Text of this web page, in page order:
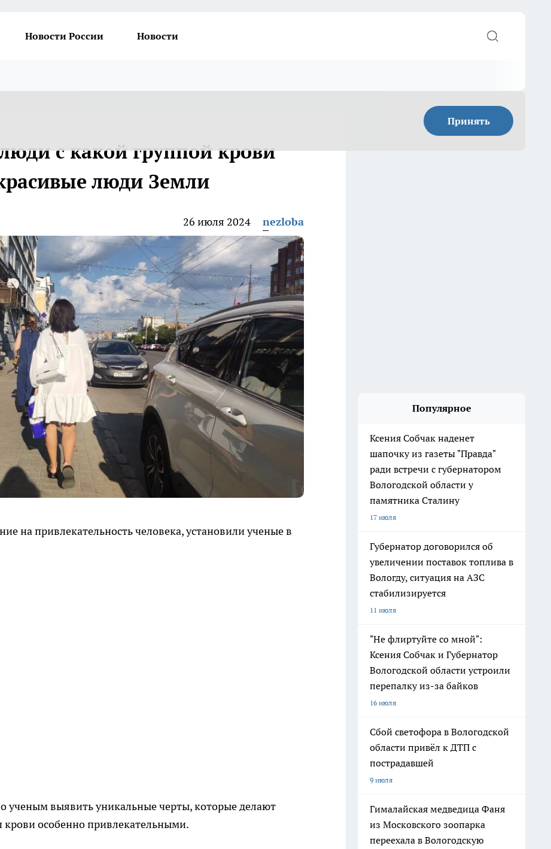
Новости России Новости
Принять
с какой группой крови
люди Земли
26 июля 2024 nezloba
на привлекательность человека, установили ученые в
ученым выявить уникальные черты, которые делают
крови особенно привлекательными.
Популярное
Ксения Собчак наденет
шапочку из газеты "Правда"
ради встречи с губернатором
Вологодской области у
памятника Сталину
17 июля
Губернатор договорился об
увеличении поставок топлива в
Вологду, ситуация на АЗС
стабилизируется
11 июля
"Не флиртуйте со мной":
Ксения Собчак и Губернатор
Вологодской области устроили
перепалку из-за байков
16 июля
Сбой светофора в Вологодской
области привёл к ДТП с
пострадавшей
9 июля
Гималайская медведица Фаня
из Московского зоопарка
переехала в Вологодскую